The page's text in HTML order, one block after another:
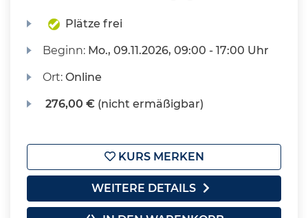
Plätze frei
Beginn: Mo., 09.11.2026, 09:00 - 17:00 Uhr
Ort:Online
276,00 € (nicht ermäßigbar)
KURS MERKEN
WEITERE DETAILS